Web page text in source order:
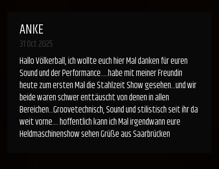
ANKE
31 Oct 2025
Hallo Völkerball, ich wollte euch hier Mal danken für euren
Sound und der Performance.....habe mit meiner Freundin
heute zum ersten Mal die Stahlzeit Show gesehen...und wir
beide waren schwer enttäuscht von denen in allen
Bereichen...Groovetechnisch, Sound und stilistisch seit ihr da
weit vorne.... hoffentlich kann ich Mal irgendwann eure
Heldmaschinenshow sehen Grüße aus Saarbrücken